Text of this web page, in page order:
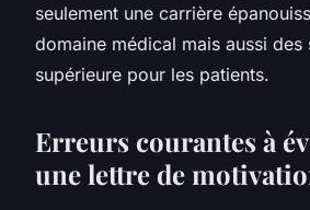
seulement une carrière
domaine médical mais aussi des
supérieure pour les patients.
Erreurs courantes à
une lettre de